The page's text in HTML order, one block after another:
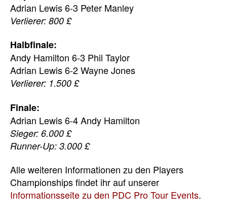
Adrian Lewis 6-3 Peter Manley
Verlierer: 800 £
Halbfinale:
Andy Hamilton 6-3 Phil Taylor
Adrian Lewis 6-2 Wayne Jones
Verlierer: 1.500 £
Finale:
Adrian Lewis 6-4 Andy Hamilton
Sieger: 6.000 £
Runner-Up: 3.000 £
Alle weiteren Informationen zu den Players
Championships findet ihr auf unserer
Informationsseite zu den PDC Pro Tour Events.